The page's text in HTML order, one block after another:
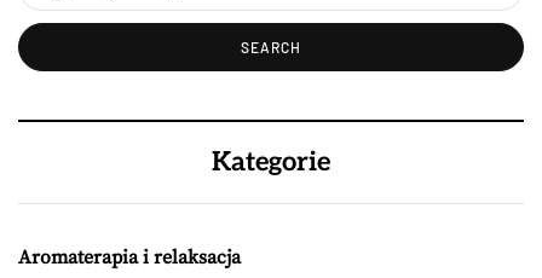
Kategorie
Aromaterapia i relaksacja